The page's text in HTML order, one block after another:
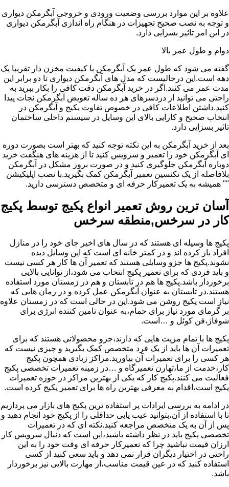
علاوه بر این موارد بررسی وضعیت ورودی و خروجی آبگرمکن دیواری
و توجه به نصب صحیح تجهیزات در هنگام راه اندازی آبگرمکن دیواری
در این امر تاثیر بسزایی دارد.
دوام و طول عمر بالا
گفته می شود که طول عمر یک آبگرمکن با کیفیت مخزن دار تقریبا یک
دهه است.این درحالیست که مدل های آبگرمکن دیواری تا دو برابر این
مدت عمر می کنند.اگر در خرید آبگرمکن دقت کافی را بکار ببرید به
راحتی می توانید از دردسرهای هر ده ساله تعویض آبگرمکن نجات پیدا
کنید.داشتن اطلاعات کافی در خصوص تفاوت پکیج و آبگرمکن در
انتخاب صحیح و کارایی بالای این وسایل در سیستم داخلی ساختمان
تاثیر بسزایی دارد.
بعد از خرید آبگرمکن به این نکته توجه کنید که بهتر است بصورت دوره
ای آبگرمکن خود را تعمیر و سرویس کنید تا از هزینه های هنگفت خرید
دوباره آبگرمکن جلوگیری کنید و در صورت بروز مشکل در آبگرمکن
بلافاصله از یک تکنسین تعمیر آبگرمکن کمک بگیرید.با نصب اپلیکیشن
"" همیشه به یک تعمیرکار حرفه ای و متخصص دسترسی دارید.
آسان ترین روش تعمیر انواع پکیج توسط پکیج
کار در سرخس,منطقه سرخس
پکیج ها وسیله ای هستند که در سال های اخیر جای خود را در منازل
افراد باز کرده اند و در کمتر خانه ای است که این وسایل دیده
نشوند.پکیج ها جزو وسایلی هستند که تعمیر آن ها کار هر کسی نیست
و باید فردی که برای تعمیر پکیج انتخاب می شود،از توانایی بالایی
برخوردار باشد.پکیج ها هم در تابستان و هم در زمستان مورد استفاده
هستند.در تابستان به عنوان آبگرمکن عمل کرده و در زمان هایی که
نیاز است پکیج روشن می شود.این در حالی است که در زمستان علاوه
بر گرمای مورد نیاز برای حمام،به عنوان تامین کننده انرژی برای
شوفاژ،فن کوئل و …است.
پکیج ها با تمام مزیت هایی که دارند،جزو محصولاتی هستند که برای
تعمیرات آن ها باید از یک فرد متخصص کمک بگیرید و چیزی نیست که
هر کسی را برای تعمیرات آن بیاورید.مراکز زیادی همچون پکیج
کار،خدمت از ما،تهارن تعمیرگاه و …در زمینه تعمیرات تخصصی پکیج
فعالیت می کنند.پکیج کار که یکی از بهترین مراکز در حوزه تعمیرات
پکیج است،اقدام به معرفی بهترین راه ها برای تعمیر پکیج کرده است.
در ادامه به بررسی ایرادات پر استفاده ترین پکیج های بازار می پردازیم
تا با استفاده از آن،بتوانید عیب یابی حداقلی را از پکیج خود انجام دهید و
پس از آن به یک متخصص مراجعه کنید.نکته ای که در تعمیرات
تخصصی پکیج باید در نظر داشته باشید،این است که دنبال سرویس کار
ارزان قیمت نباشید چرا که تعمیرکار حرفه ای وقت خود را به این
راحتی در اختیار دیگران قرار نمی دهد و باید سعی کنید از کسی
استفاده کنید که در عین قیمت مناسب،از مهارت بالایی نیز برخوردار
باشد.